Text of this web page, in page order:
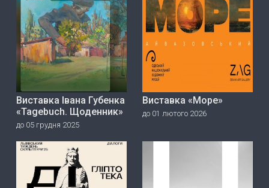
Виставка Івана Губенка
«Tagebuch. Щоденник»
до 05 грудня 2025
Виставка «Море»
до 01 лютого 2026